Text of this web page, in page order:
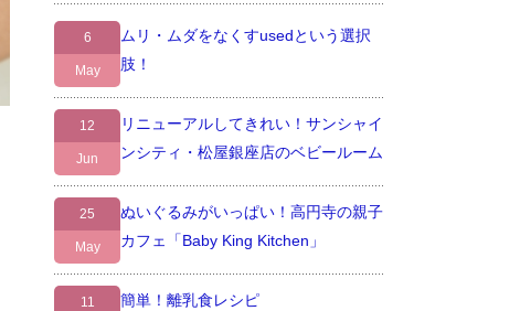
6
May
ムリ・ムダをなくすusedという選択
肢！
12
Jun
リニューアルしてきれい！サンシャイ
ンシティ・松屋銀座店のベビールーム
25
May
ぬいぐるみがいっぱい！高円寺の親子
カフェ「Baby King Kitchen」
11 簡単！離乳食レシピ